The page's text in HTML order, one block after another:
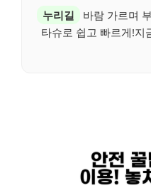
누리길
바람 가르며
타슈로 쉽고 빠르게!지